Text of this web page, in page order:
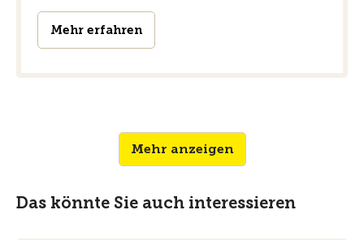
Mehr erfahren
Mehr anzeigen
Das könnte Sie auch interessieren